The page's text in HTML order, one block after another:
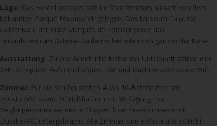
Lage: Das Hostel befindet sich im Stadtzentrum, unweit von dem
bekannten Parque Eduardo VII gelegen. Das Museum Calouste
Gulbenkian, der Platz Marquês de Pombal sowie das
Einkaufszentrum Galerias Saldanha befinden sich ganz in der Nähe.
Ausstattung: Zu den Annehmlichkeiten der Unterkunft zählen eine
24h-Rezeption, Aufenthaltsraum, Bar und Dachterrasse sowie WiFi.
Zimmer: Für die Schüler stehen 4- bis 10-Bettzimmer mit
Dusche/WC sowie Schließfächern zur Verfügung. Die
Begleitpersonen werden in Doppel- bzw. Einzelzimmern mit
Dusche/WC untergebracht. Alle Zimmer sind einfach und schlicht